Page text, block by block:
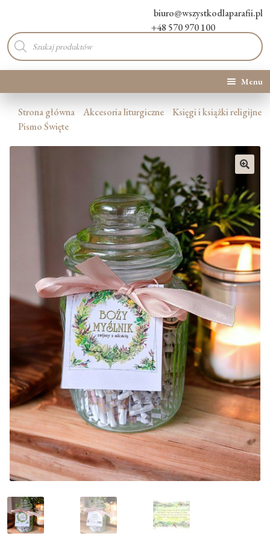
biuro@wszystkodlaparafii.pl
+48 570 970 100
Wyszukiwarka
produktów
Menu
Kategorie produktów
Moje konto
Koszyk
Strona główna Akcesoria liturgiczne
Księgi i książki religijne
Pismo Święte